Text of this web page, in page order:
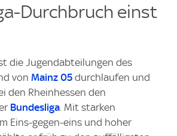
Durchbruch einst
die Jugendabteilungen des
von Mainz 05 durchlaufen und
den Rheinhessen den
Bundesliga . Mit starken
Eins-gegen-eins und hoher